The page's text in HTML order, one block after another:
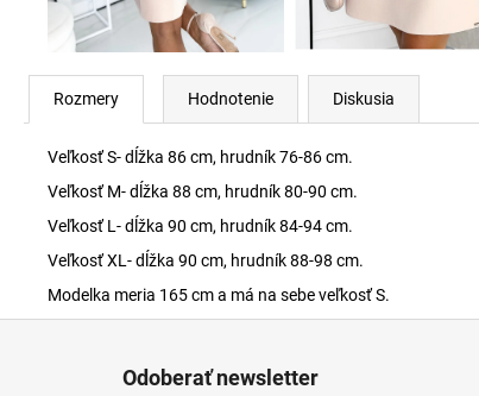
Rozmery Hodnotenie Diskusia
Veľkosť S- dĺžka 86 cm, hrudník 76-86 cm.
Veľkosť M- dĺžka 88 cm, hrudník 80-90 cm.
Veľkosť L- dĺžka 90 cm, hrudník 84-94 cm.
Veľkosť XL- dĺžka 90 cm, hrudník 88-98 cm.
Modelka meria 165 cm a má na sebe veľkosť S.
Odoberať newsletter